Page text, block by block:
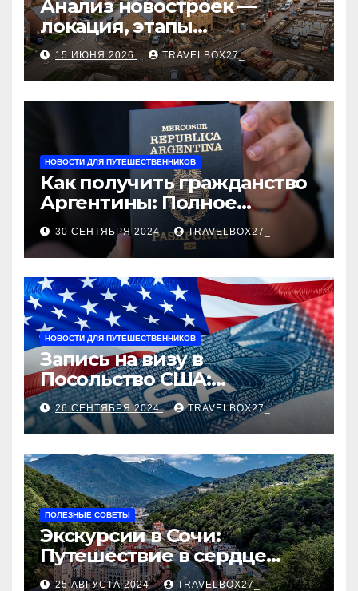
Анализ новостроек —
локация, этапы
строительства, проверка
застройщика, сценарии
оформления сделки и
рыночные ориентиры
15 ИЮНЯ 2026 TRAVELBOX27_
НОВОСТИ ДЛЯ ПУТЕШЕСТВЕННИКОВ
Как получить гражданство
Аргентины: Полное
руководство
30 СЕНТЯБРЯ 2024 TRAVELBOX27_
НОВОСТИ ДЛЯ ПУТЕШЕСТВЕННИКОВ
Запись на визу в
Посольство США:
Пошаговое руководство
26 СЕНТЯБРЯ 2024 TRAVELBOX27_
ПОЛЕЗНЫЕ СОВЕТЫ
Экскурсии в Сочи:
Путешествие в сердце
Черноморского курорта
25 АВГУСТА 2024 TRAVELBOX27_